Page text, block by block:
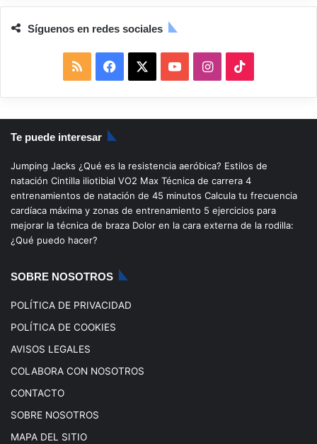
Síguenos en redes sociales
S
S
a
c
b
o
o
u
u
b
I
n
s
a
g
i
k
o
k
Te puede interesar
Jumping Jacks ¿Qué es la resistencia aeróbica? Estilos de
natación Cintilla iliotibial VO2 Max Técnica de carrera 4
entrenamientos de natación de 45 minutos Calcula tu frecuencia
cardíaca máxima y zonas de entrenamiento 5 ejercicios para
mejorar la técnica de braza Dolor en la cara externa de la rodilla:
¿Qué puedo hacer?
SOBRE NOSOTROS
POLÍTICA DE PRIVACIDAD
POLÍTICA DE COOKIES
AVISOS LEGALES
COLABORA CON NOSOTROS
CONTACTO
SOBRE NOSOTROS
MAPA DEL SITIO